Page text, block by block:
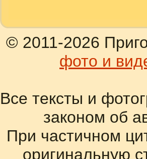
© 2011-2026
фото и
Все тексты и
законом об
При частичном
оригинальную